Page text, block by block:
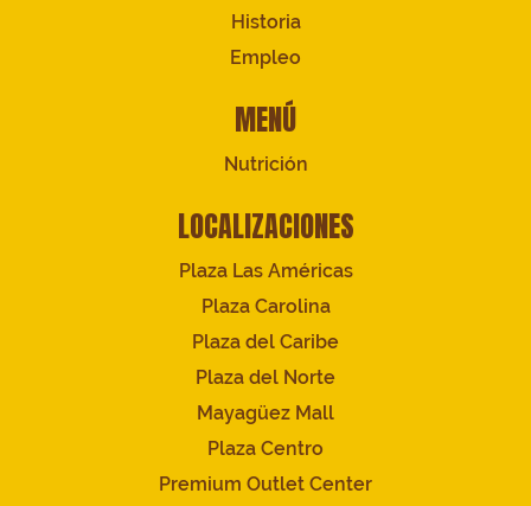
Historia
Empleo
MENÚ
Nutrición
LOCALIZACIONES
Plaza Las Américas
Plaza Carolina
Plaza del Caribe
Plaza del Norte
Mayagüez Mall
Plaza Centro
Premium Outlet Center